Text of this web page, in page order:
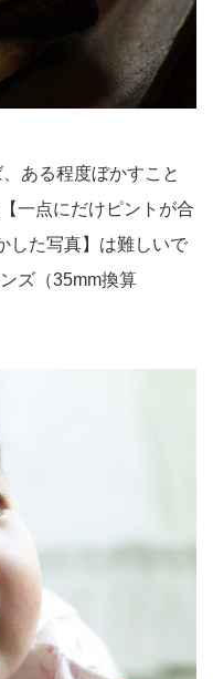
ある程度ぼかすこと
一点にだけピントが合
した写真】は難しいで
ズ（35mm換算